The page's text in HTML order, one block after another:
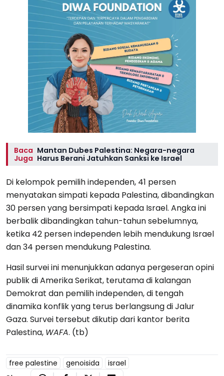
Baca
Juga
Mantan Dubes Palestina: Negara-negara
Harus Berani Jatuhkan Sanksi ke Israel
Di kelompok pemilih independen, 41 persen
menyatakan simpati kepada Palestina, dibandingkan
30 persen yang bersimpati kepada Israel. Angka ini
berbalik dibandingkan tahun-tahun sebelumnya,
ketika 42 persen independen lebih mendukung Israel
dan 34 persen mendukung Palestina.
Hasil survei ini menunjukkan adanya pergeseran opini
publik di Amerika Serikat, terutama di kalangan
Demokrat dan pemilih independen, di tengah
dinamika konflik yang terus berlangsung di Jalur
Gaza. Survei tersebut dikutip dari kantor berita
Palestina, WAFA. (tb)
free palestine genoisida israel